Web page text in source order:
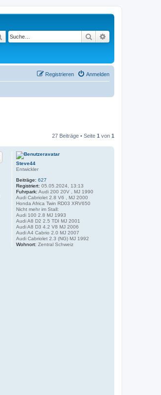
Suche
Suchen
Anmelden
Registrieren
27 Beiträge • Seite 1 von 1
Steve44
Entwickler
Beiträge: 627
Registriert: 05.05.2024, 13:13
Fuhrpark: Audi 200 20V , MJ 1990
Audi Cabriolet 2.8 V6 , MJ 2000
Honda Africa Twin RD03 XRV650
Nicht mehr im Stall:
Audi 100 2.8 MJ 1993
Audi A8 D2 2.5 TDI MJ 2001
Audi A8 D3 4.2 V8 MJ 2006
Audi A4 Cabrio 2.0 MJ 2007
Audi Cabriolet 2.3 (NG) MJ 1992
Wohnort: Zentral Schweiz